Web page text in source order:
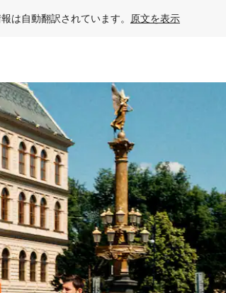
は自動翻訳されています。 原文を表示
チまたはスワイプして検索結果を確認すること